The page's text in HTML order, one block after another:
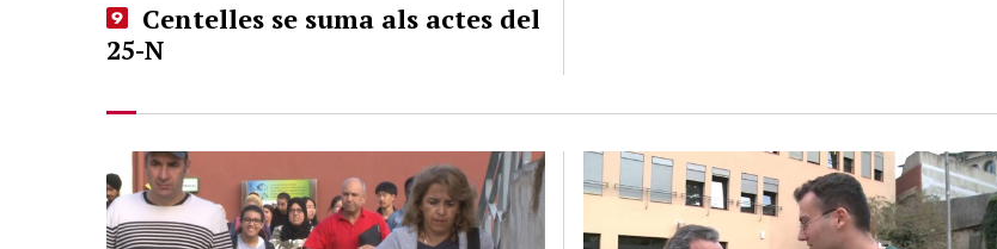
Centelles se suma als actes del
25-N